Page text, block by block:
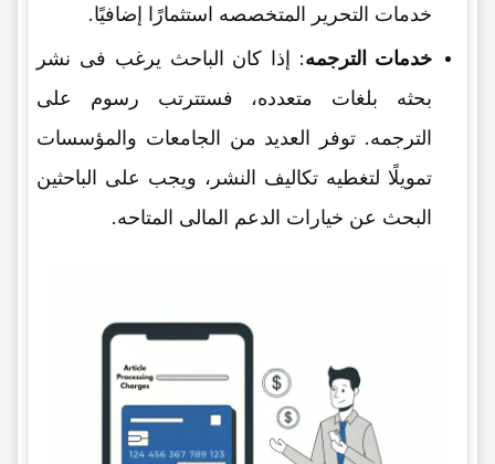
خدمات التحریر المتخصصه استثمارًا إضافیًا.
خدمات الترجمه: إذا کان الباحث یرغب فی نشر
بحثه بلغات متعدده، فستترتب رسوم على
الترجمه. توفر العدید من الجامعات والمؤسسات
تمویلًا لتغطیه تکالیف النشر، ویجب على الباحثین
البحث عن خیارات الدعم المالی المتاحه.